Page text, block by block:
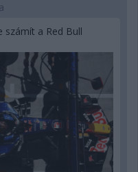
számít a Red Bull